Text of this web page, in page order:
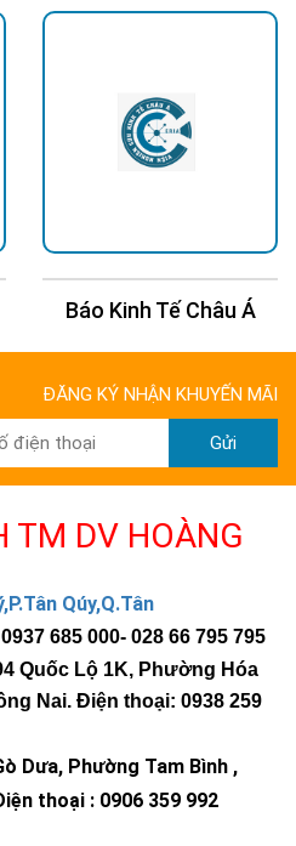
biệt quan trọng tại Việt Nam,
200–240V và không ổn định
công nghiệp. Bạn không cần
Báo 24H
ĐĂNG KÝ NHẬN KHUYẾN MÃI
Gửi
TM DV HOÀNG
Qúy,Q.Tân
685 000- 028 66 795 795
Quốc Lộ 1K, Phường Hóa
Nai. Điện thoại: 0938 259
Dưa, Phường Tam Bình ,
thoại : 0906 359 992